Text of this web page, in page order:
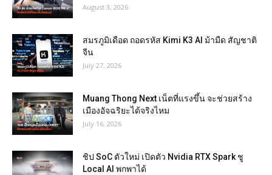
August 3, 2026
สมรภูมิเดือด ถอดรหัส Kimi K3 AI ม้ามืด สัญชาติ
จีน
July 27, 2026
Muang Thong Next เน็ตที่แรงขึ้น จะช่วยสร้าง
เมืองอัจฉริยะได้จริงไหม
July 16, 2026
ชิป SoC ตัวใหม่ เปิดตัว Nvidia RTX Spark ชู
Local AI พกพาได้